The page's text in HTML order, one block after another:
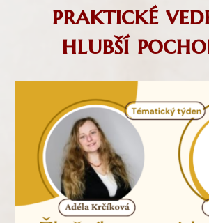
praktické
hlubší